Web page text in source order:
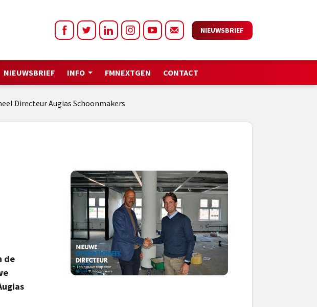
NIEUWSBRIEF
NIEUWSBRIEF INFO FMNEXTGEN CONTACT
Directeur Augias Schoonmakers
de